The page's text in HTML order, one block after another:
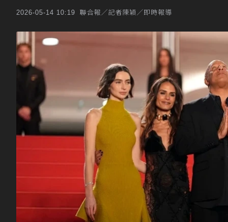
2026-05-14 10:19 聯合報／記者陳穎／即時報導